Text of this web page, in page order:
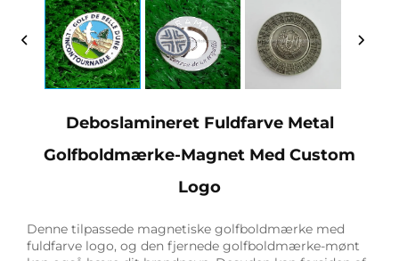
Deboslamineret Fuldfarve Metal
Golfboldmærke-Magnet Med Custom
Logo
Denne tilpassede magnetiske golfboldmærke med
fuldfarve logo, og den fjernede golfboldmærke-mønt